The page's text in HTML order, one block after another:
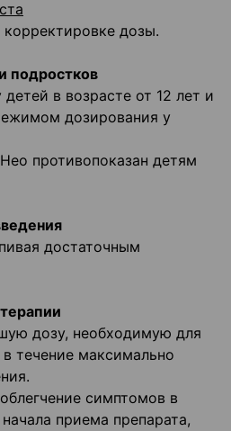
дозы.
подростков
в возрасте от 12 лет и
дозирования у
противопоказан детям
достаточным
дозу, необходимую для
течение максимально
симптомов в
приема препарата,